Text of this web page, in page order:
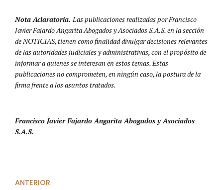
Nota Aclaratoria.Las publicaciones realizadas por Francisco
Javier Fajardo Angarita Abogados y Asociados S.A.S. en la sección
de NOTICIAS, tienen como finalidad divulgar decisiones relevantes
de las autoridades judiciales y administrativas, con el propósito de
informar a quienes se interesan en estos temas. Estas
publicaciones no comprometen, en ningún caso, la postura de la
firma frente a los asuntos tratados.
Francisco Javier Fajardo Angarita Abogados y Asociados
S.A.S.
ANTERIOR